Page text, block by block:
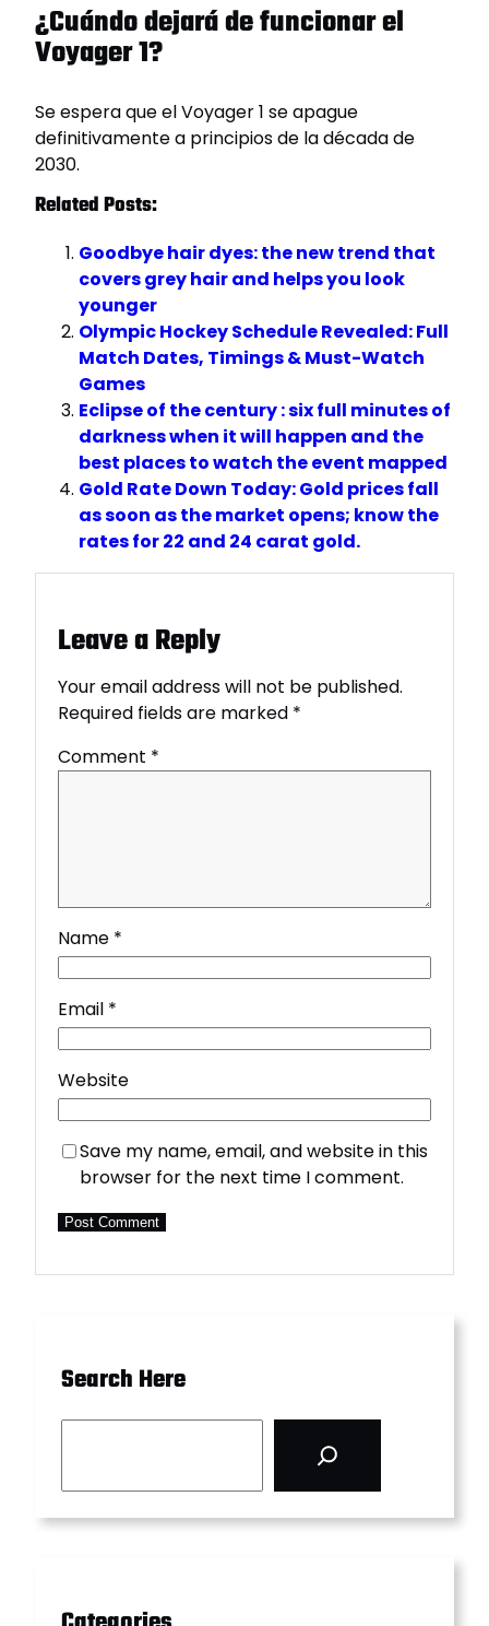
¿Cuándo dejará de funcionar el
Voyager 1?
Se espera que el Voyager 1 se apague
definitivamente a principios de la década de
2030.
Related Posts:
Goodbye hair dyes: the new trend that
covers grey hair and helps you look
younger
Olympic Hockey Schedule Revealed: Full
Match Dates, Timings & Must-Watch
Games
Eclipse of the century : six full minutes of
darkness when it will happen and the
best places to watch the event mapped
Gold Rate Down Today: Gold prices fall
as soon as the market opens; know the
rates for 22 and 24 carat gold.
Leave a Reply
Your email address will not be published.
Required fields are marked *
Comment *
Name *
Email *
Website
Save my name, email, and website in this
browser for the next time I comment.
Search Here